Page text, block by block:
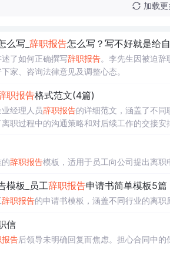
加载更
么写_ 辞职报告怎么写？写不好就是给
了如何正确撰写辞职报告。李先生因被迫辞
家、咨询法律意见及调整心态。
职报告格式范文(4篇)
经理人员辞职报告的详细范文，涵盖了不同
职过程中的沟通策略和对后续工作的交接安
辞职报告模板，适用于员工向公司提出离职
模板_员工辞职报告申请书简单模板5篇
辞职报告的申请书模板，涵盖不同行业的离职
信
告后领导未明确回复而焦虑。担心合同中